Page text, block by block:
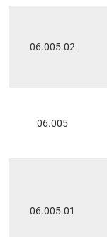
06.005.02
06.005
06.005.01